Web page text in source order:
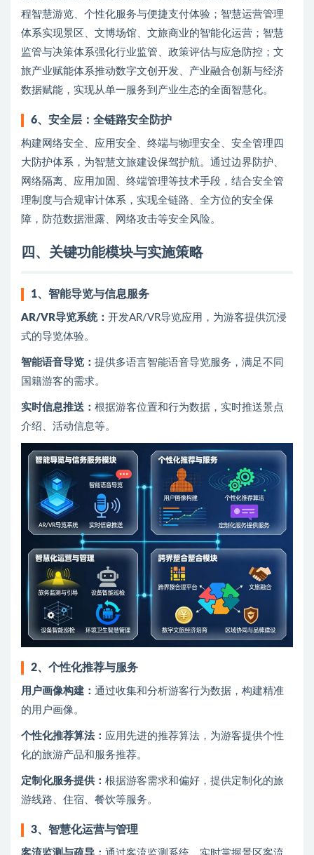
程智慧游览、个性化服务与便捷支付体验；智慧运营管理
体系实现景区、文博场馆、文旅商业的智能化运营；智慧
监管与决策体系强化行业监管、政策评估与应急防控；文
旅产业赋能体系推动数字文创开发、产业融合创新与经济
数据赋能，实现从单一服务到产业生态的全面智慧化。
6、 安全层：全链路安全防护
构建网络安全、应用安全、终端与物理安全、安全管理四
大防护体系，为智慧文旅建设保驾护航。通过边界防护、
网络隔离、应用加固、终端管理等技术手段，结合安全管
理制度与合规审计体系，实现全链路、全方位的安全保
障，防范数据泄露、网络攻击等安全风险。
四、关键功能模块与实施策略
1、 智能导览与信息服务
AR/VR导览系统： 开发AR/VR导览应用，为游客提供沉浸
式的导览体验。
智能语音导览： 提供多语言智能语音导览服务，满足不同
国籍游客的需求。
实时信息推送： 根据游客位置和行为数据，实时推送景点
介绍、活动信息等。
2、 个性化推荐与服务
用户画像构建： 通过收集和分析游客行为数据，构建精准
的用户画像。
个性化推荐算法： 应用先进的推荐算法，为游客提供个性
化的旅游产品和服务推荐。
定制化服务提供： 根据游客需求和偏好，提供定制化的旅
游线路、住宿、餐饮等服务。
3、 智慧化运营与管理